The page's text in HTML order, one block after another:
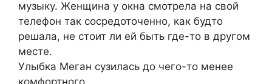
музыку. Женщина у окна смотрела на свой
телефон так сосредоточенно, как будто
решала, не стоит ли ей быть где-то в другом
месте.
Улыбка Меган сузилась до чего-то менее
комфортного.